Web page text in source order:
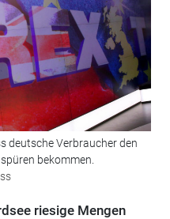
deutsche Verbraucher den
bekommen.
riesige Mengen